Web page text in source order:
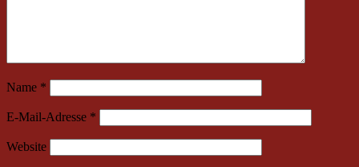
Name *
E-Mail-Adresse *
Website